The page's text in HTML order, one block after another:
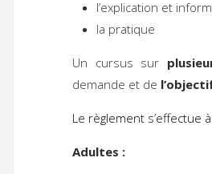
l’explication et
la pratique
Un cursus sur
demande et de
Le règlement s’effectue
Adultes :